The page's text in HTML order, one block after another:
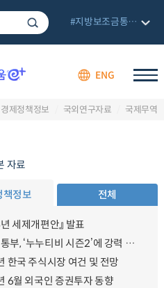
ENG
#지방보조금통합관리망
경제정책정보 국외연구자료 국제무역
자료
책정보 전체
세제개편안』 발표
과기정통부, ‘누누티비 시즌2’에 강력 대응 의지 밝혀
한국 주식시장 여건 및 전망
6월 외국인 증권투자 동향